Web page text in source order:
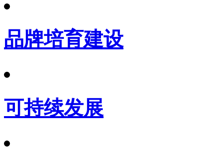
品牌培育建设
可持续发展